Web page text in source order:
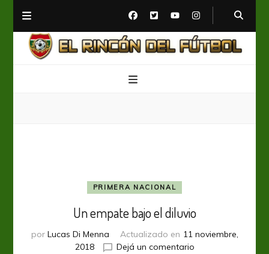
PRIMERA NACIONAL
Un empate bajo el diluvio
por Lucas Di Menna Actualizado en 11 noviembre,
2018
Dejá un comentarioen